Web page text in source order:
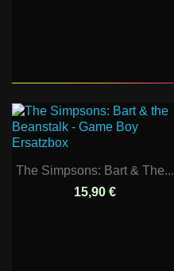
The Simpsons: Bart & The...
15,90 €